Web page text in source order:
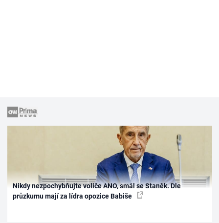
Nikdy nezpochybňujte voliče ANO, smál se Staněk. Dle
průzkumu mají za lídra opozice Babiše